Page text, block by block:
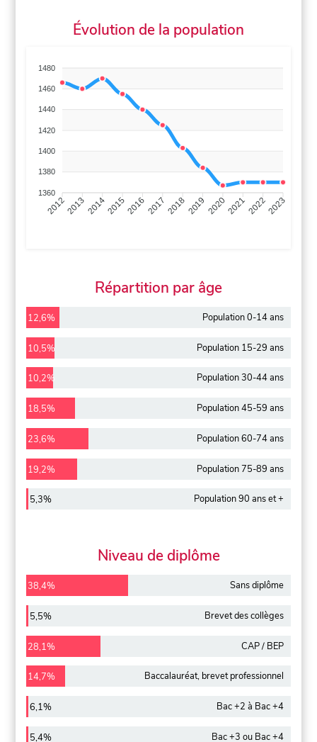
Évolution de la population
1480
1460
1440
1420
1400
1380
1360
201220132014201520162017 20182019 2020202120222023
Répartition par âge
12,6% Population 0-14 ans
10,5% Population 15-29 ans
10,2% Population 30-44 ans
18,5% Population 45-59 ans
23,6% Population 60-74 ans
19,2% Population 75-89 ans
5,3% Population 90 ans et +
Niveau de diplôme
38,4% Sans diplôme
5,5% Brevet des collèges
28,1% CAP / BEP
14,7% Baccalauréat, brevet professionnel
6,1% Bac +2 à Bac +4
5,4% Bac +3 ou Bac +4